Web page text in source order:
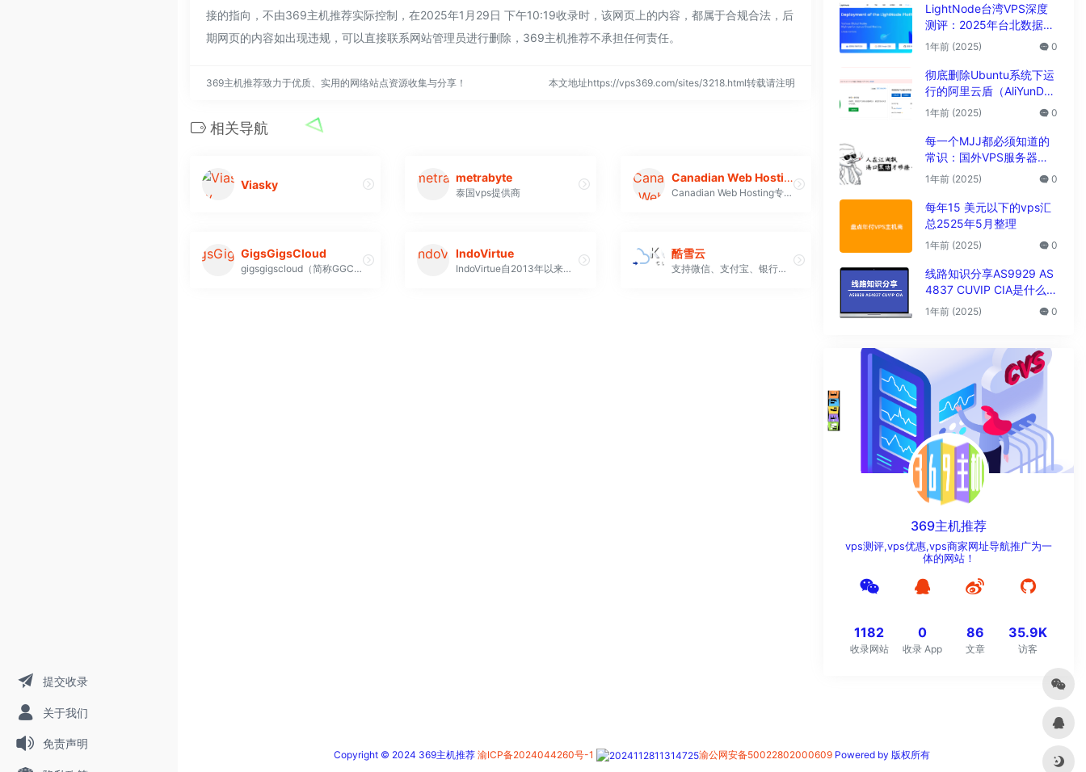
提交收录
关于我们
免责声明
接的指向，不由369主机推荐实际控制，在2025年1月29日 下午10:19收录时，该网页上的内容，都属于合规合法，后
期网页的内容如出现违规，可以直接联系网站管理员进行删除，369主机推荐不承担任何责任。
369主机推荐致力于优质、实用的网络站点资源收集与分享！ 本文地址https://vps369.com/sites/3218.html转载请注明
相关导航
Viasky
metrabyte
泰国vps提供商
Canadian Web Hosting
Canadian Web Hosting专注于为企业和商业客户提供托管解决方案，拥有超过20年的经验。所有服务器均位于加拿大，数据中心分布在温哥华和多伦多，确保本地化服务和合规性。提供从共享托管到复杂部署的多种服务，支持客户的不同需求，并提供免费迁移服务
GigsGigsCloud
gigsgigscloud（简称GGC）是在香港注册的VPS服务商
IndoVirtue
IndoVirtue自2013年以来一直提供简单实惠的服务器托管服务，拥有超过12年的经验
酷雪云
支持微信、支付宝、银行卡 支付时如果选择信用卡和支付宝支付，会有 3% + 0.3$ 的固定通道费用
LightNode台湾VPS深度
测评：2025年台北数据中
心vps性能与解锁能力全解
1年前 (2025) 0
彻底删除Ubuntu系统下运
行的阿里云盾（AliYunDu
n/Aegis）
1年前 (2025) 0
每一个MJJ都必须知道的
常识：国外VPS服务器圈
子黑话大全
1年前 (2025) 0
每年15 美元以下的vps汇
总2525年5月整理
1年前 (2025) 0
线路知识分享AS9929 AS
4837 CUVIP CIA是什么线
路?
1年前 (2025) 0
369主机推荐
vps测评,vps优惠,vps商家网址导航推广为一
体的网站！
1182
收录网站
0
收录 App
86
文章
35.9K
访客
Copyright © 2024 369主机推荐 渝ICP备2024044260号-1 渝公网安备50022802000609 Powered by 版权所有